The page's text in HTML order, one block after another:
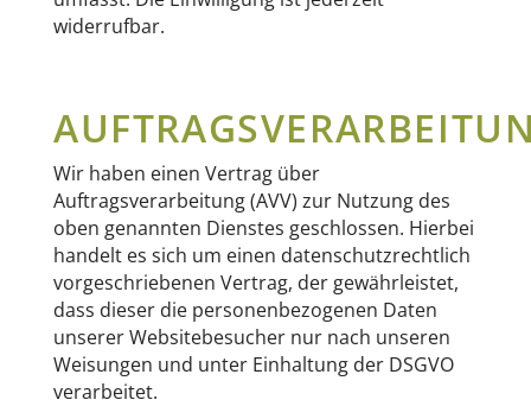
widerrufbar.
Wir haben einen Vertrag über
Auftragsverarbeitung (AVV) zur Nutzung des
oben genannten Dienstes geschlossen. Hierbei
handelt es sich um einen datenschutzrechtlich
vorgeschriebenen Vertrag, der gewährleistet,
dass dieser die personenbezogenen Daten
unserer Websitebesucher nur nach unseren
Weisungen und unter Einhaltung der DSGVO
verarbeitet.